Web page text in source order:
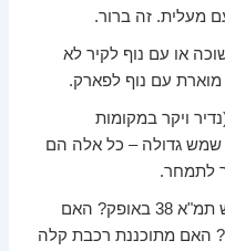
מעלית. זה ברור.
או עם נוף לקיר לא
מוארת עם נוף לפארק.
ויקר במקומות
שמש גדולה – כל אלה הם
לתמחר.
האם יש תמ"א 38 באופק? האם
האם מתוכננת רכבת קלה